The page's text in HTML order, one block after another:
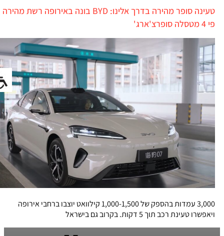
טעינה סופר מהירה בדרך אלינו: BYD בונה באירופה רשת מהירה
פי 4 מטסלה סופרצ'ארג'
3,000 עמדות בהספק של 1,000-1,500 קילוואט יוצבו ברחבי אירופה
ויאפשרו טעינת רכב תוך 5 דקות. בקרוב גם בישראל